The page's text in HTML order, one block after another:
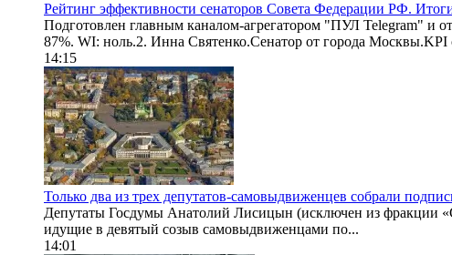
Рейтинг эффективности сенаторов Совета Федерации РФ.
Подготовлен главным каналом-агрегатором "ПУЛ Telegram" и
87%. WI: ноль.2. Инна Святенко.Сенатор от города Москвы.KPI
14:15
Только два из трех депутатов-самовыдвиженцев собрали
Депутаты Госдумы Анатолий Лисицын (исключен из фракции
идущие в девятый созыв самовыдвиженцами по...
14:01